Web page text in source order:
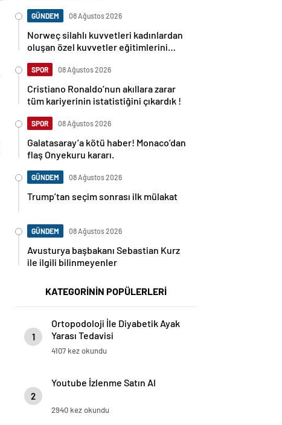
GÜNDEM 08 Ağustos 2026
Norweç silahlı kuvvetleri kadınlardan
oluşan özel kuvvetler eğitimlerini
SPOR 08 Ağustos 2026
Cristiano Ronaldo’nun akıllara zarar
tüm kariyerinin istatistiğini çıkardık !
SPOR 08 Ağustos 2026
Galatasaray’a kötü haber! Monaco’dan
flaş Onyekuru kararı.
GÜNDEM 08 Ağustos 2026
Trump’tan seçim sonrası ilk mülakat
GÜNDEM 08 Ağustos 2026
Avusturya başbakanı Sebastian Kurz
ile ilgili bilinmeyenler
KATEGORİNİN POPÜLERLERİ
1
Ortopodoloji İle Diyabetik Ayak
Yarası Tedavisi
4107 kez okundu
2
Youtube İzlenme Satın Al
2940 kez okundu